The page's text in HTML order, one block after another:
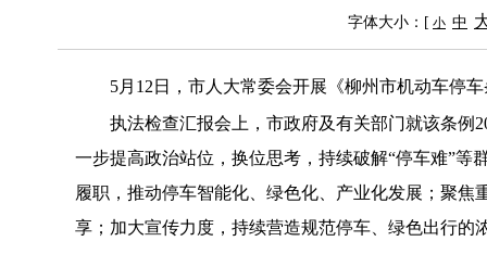
字体大小：[ 小 中
5月12日，市人大常委会开展《柳州市机动车停
执法检查汇报会上，市政府及有关部门就该条例
一步提高政治站位，换位思考，持续破解“停车难”等
履职，推动停车智能化、绿色化、产业化发展；聚
享；加大宣传力度，持续营造规范停车、绿色出行的